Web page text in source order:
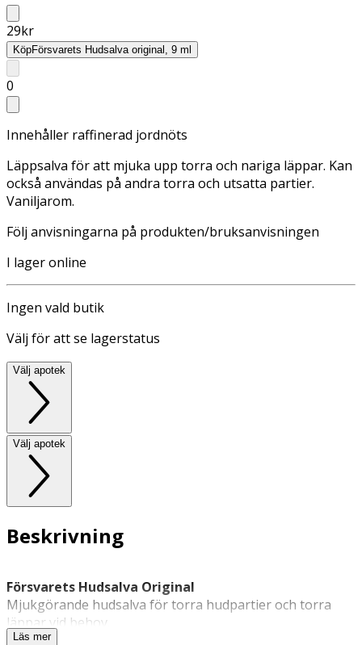
29kr
KöpFörsvarets Hudsalva original, 9 ml
0
Innehåller raffinerad jordnöts
Läppsalva för att mjuka upp torra och nariga läppar. Kan
också användas på andra torra och utsatta partier.
Vaniljarom.
Följ anvisningarna på produkten/bruksanvisningen
I lager online
Ingen vald butik
Välj för att se lagerstatus
Välj apotek
Välj apotek
Beskrivning
Försvarets Hudsalva Original
Mjukgörande hudsalva för torra hudpartier och torra
läppar vid behov.
Läs mer